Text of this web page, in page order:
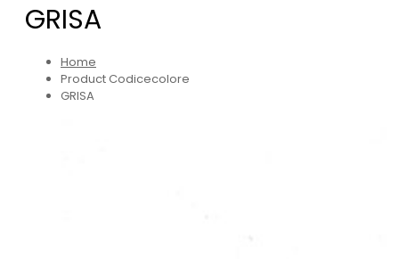
GRISA
Home
Product Codicecolore
GRISA